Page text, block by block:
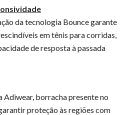
da tecnologia Bounce garante
em tênis para corridas,
de resposta à passada
borracha presente no
proteção às regiões com